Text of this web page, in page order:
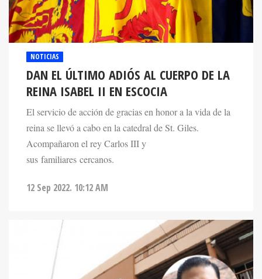
NOTICIAS
DAN EL ÚLTIMO ADIÓS AL CUERPO DE LA
REINA ISABEL II EN ESCOCIA
El servicio de acción de gracias en honor a la vida de la
reina se llevó a cabo en la catedral de St. Giles.
Acompañaron el rey Carlos III y
sus familiares cercanos.
12 Sep 2022. 10:12 AM